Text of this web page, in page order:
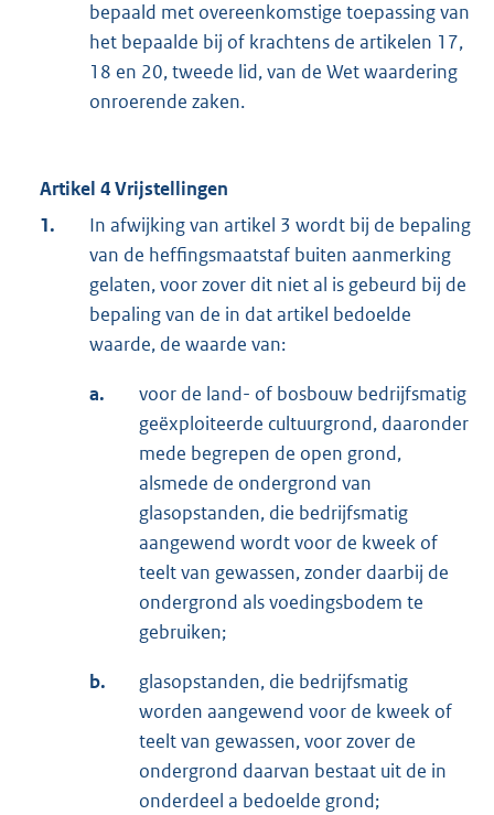
bepaald met overeenkomstige toepassing van
het bepaalde bij of krachtens de artikelen 17,
18 en 20, tweede lid, van de Wet waardering
onroerende zaken.
Artikel 4 Vrijstellingen
1.
In afwijking van artikel 3 wordt bij de bepaling
van de heffingsmaatstaf buiten aanmerking
gelaten, voor zover dit niet al is gebeurd bij de
bepaling van de in dat artikel bedoelde
waarde, de waarde van:
a.
voor de land- of bosbouw bedrijfsmatig
geëxploiteerde cultuurgrond, daaronder
mede begrepen de open grond,
alsmede de ondergrond van
glasopstanden, die bedrijfsmatig
aangewend wordt voor de kweek of
teelt van gewassen, zonder daarbij de
ondergrond als voedingsbodem te
gebruiken;
b.
glasopstanden, die bedrijfsmatig
worden aangewend voor de kweek of
teelt van gewassen, voor zover de
ondergrond daarvan bestaat uit de in
onderdeel a bedoelde grond;